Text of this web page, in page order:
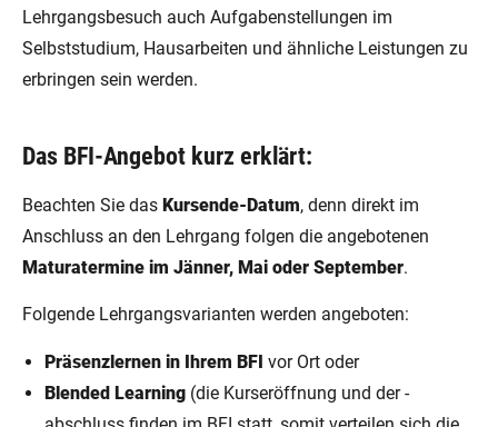
Lehrgangsbesuch auch Aufgabenstellungen im
Selbststudium, Hausarbeiten und ähnliche Leistungen zu
erbringen sein werden.
Das BFI-Angebot kurz erklärt:
Beachten Sie das Kursende-Datum, denn direkt im
Anschluss an den Lehrgang folgen die angebotenen
Maturatermine im Jänner, Mai oder September.
Folgende Lehrgangsvarianten werden angeboten:
Präsenzlernen in Ihrem BFI vor Ort oder
Blended Learning (die Kurseröffnung und der -